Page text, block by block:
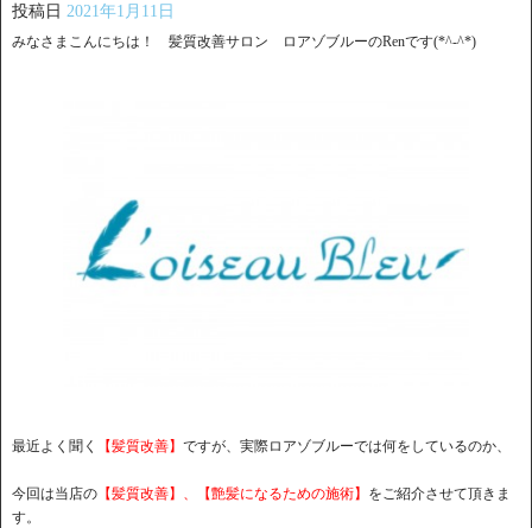
投稿日 2021年1月11日
みなさまこんにちは！ 髪質改善サロン ロアゾブルーのRenです(*^-^*)
最近よく聞く 【髪質改善】 ですが、実際ロアゾブルーでは何をしているのか、
今回は当店の 【髪質改善】、【艶髪になるための施術】 をご紹介させて頂きま
す。